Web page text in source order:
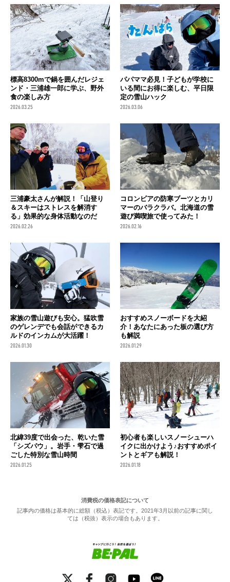
標高8300mで鍋を囲んだレジェ
ンド・三浦雄一郎に学ぶ、野外
食の楽しみ方
2026.03.25
パパママ必見！子どもが学校に
いる間にお得に楽しむ、平日限
定の雪山ハック
2026.03.06
三浦豪太さんが解説！「山登り
＆スキーはストレスを解消す
る」効果的な身体活動なのだ
2026.02.26
コロンビアの防寒ブーツとカリ
マーのバラクラバ。北海道の雪
遊び満喫旅で使ってみた！
2026.02.16
家族の雪山遊びも安心。猛吹雪
のゲレンデでも会話ができるカ
ルドのインカムが大活躍！
2026.01.30
おすすめスノーボードを大紹
介！あなたにあった板の選び方
も解説
2026.01.29
北緯39度で出会った、乾いた雪
「シズパウ」。岩手・雫石で過
ごした特別な雪山時間
2026.01.25
初心者も楽しいスノーシューハ
イクに出かけよう♪おすすめポイ
ントとギアも解説！
2026.01.18
消費税の価格表記について
記事内の価格は基本的に総額（税込）表記です。2021年3月以前の記事に関し
ては（税抜）表示の場合もあります。